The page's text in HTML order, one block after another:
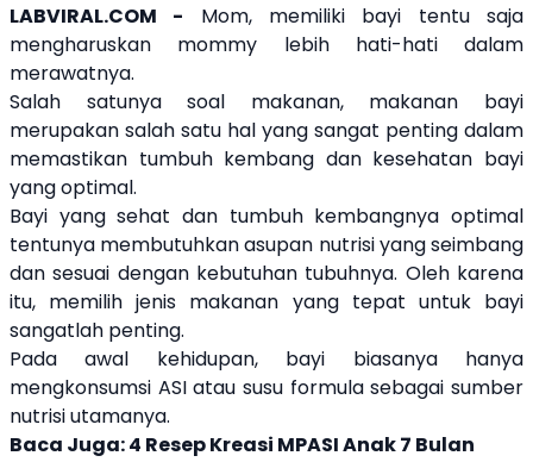
LABVIRAL.COM - Mom, memiliki bayi tentu saja
mengharuskan mommy lebih hati-hati dalam
merawatnya.
Salah satunya soal makanan, makanan bayi
merupakan salah satu hal yang sangat penting dalam
memastikan tumbuh kembang dan kesehatan bayi
yang optimal.
Bayi yang sehat dan tumbuh kembangnya optimal
tentunya membutuhkan asupan nutrisi yang seimbang
dan sesuai dengan kebutuhan tubuhnya. Oleh karena
itu, memilih jenis makanan yang tepat untuk bayi
sangatlah penting.
Pada awal kehidupan, bayi biasanya hanya
mengkonsumsi ASI atau susu formula sebagai sumber
nutrisi utamanya.
Baca Juga:4 Resep Kreasi MPASI Anak 7 Bulan